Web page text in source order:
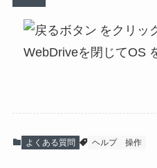
をクリッ
WebDriveを閉じてOS
よくある質問 ヘルプ 操作